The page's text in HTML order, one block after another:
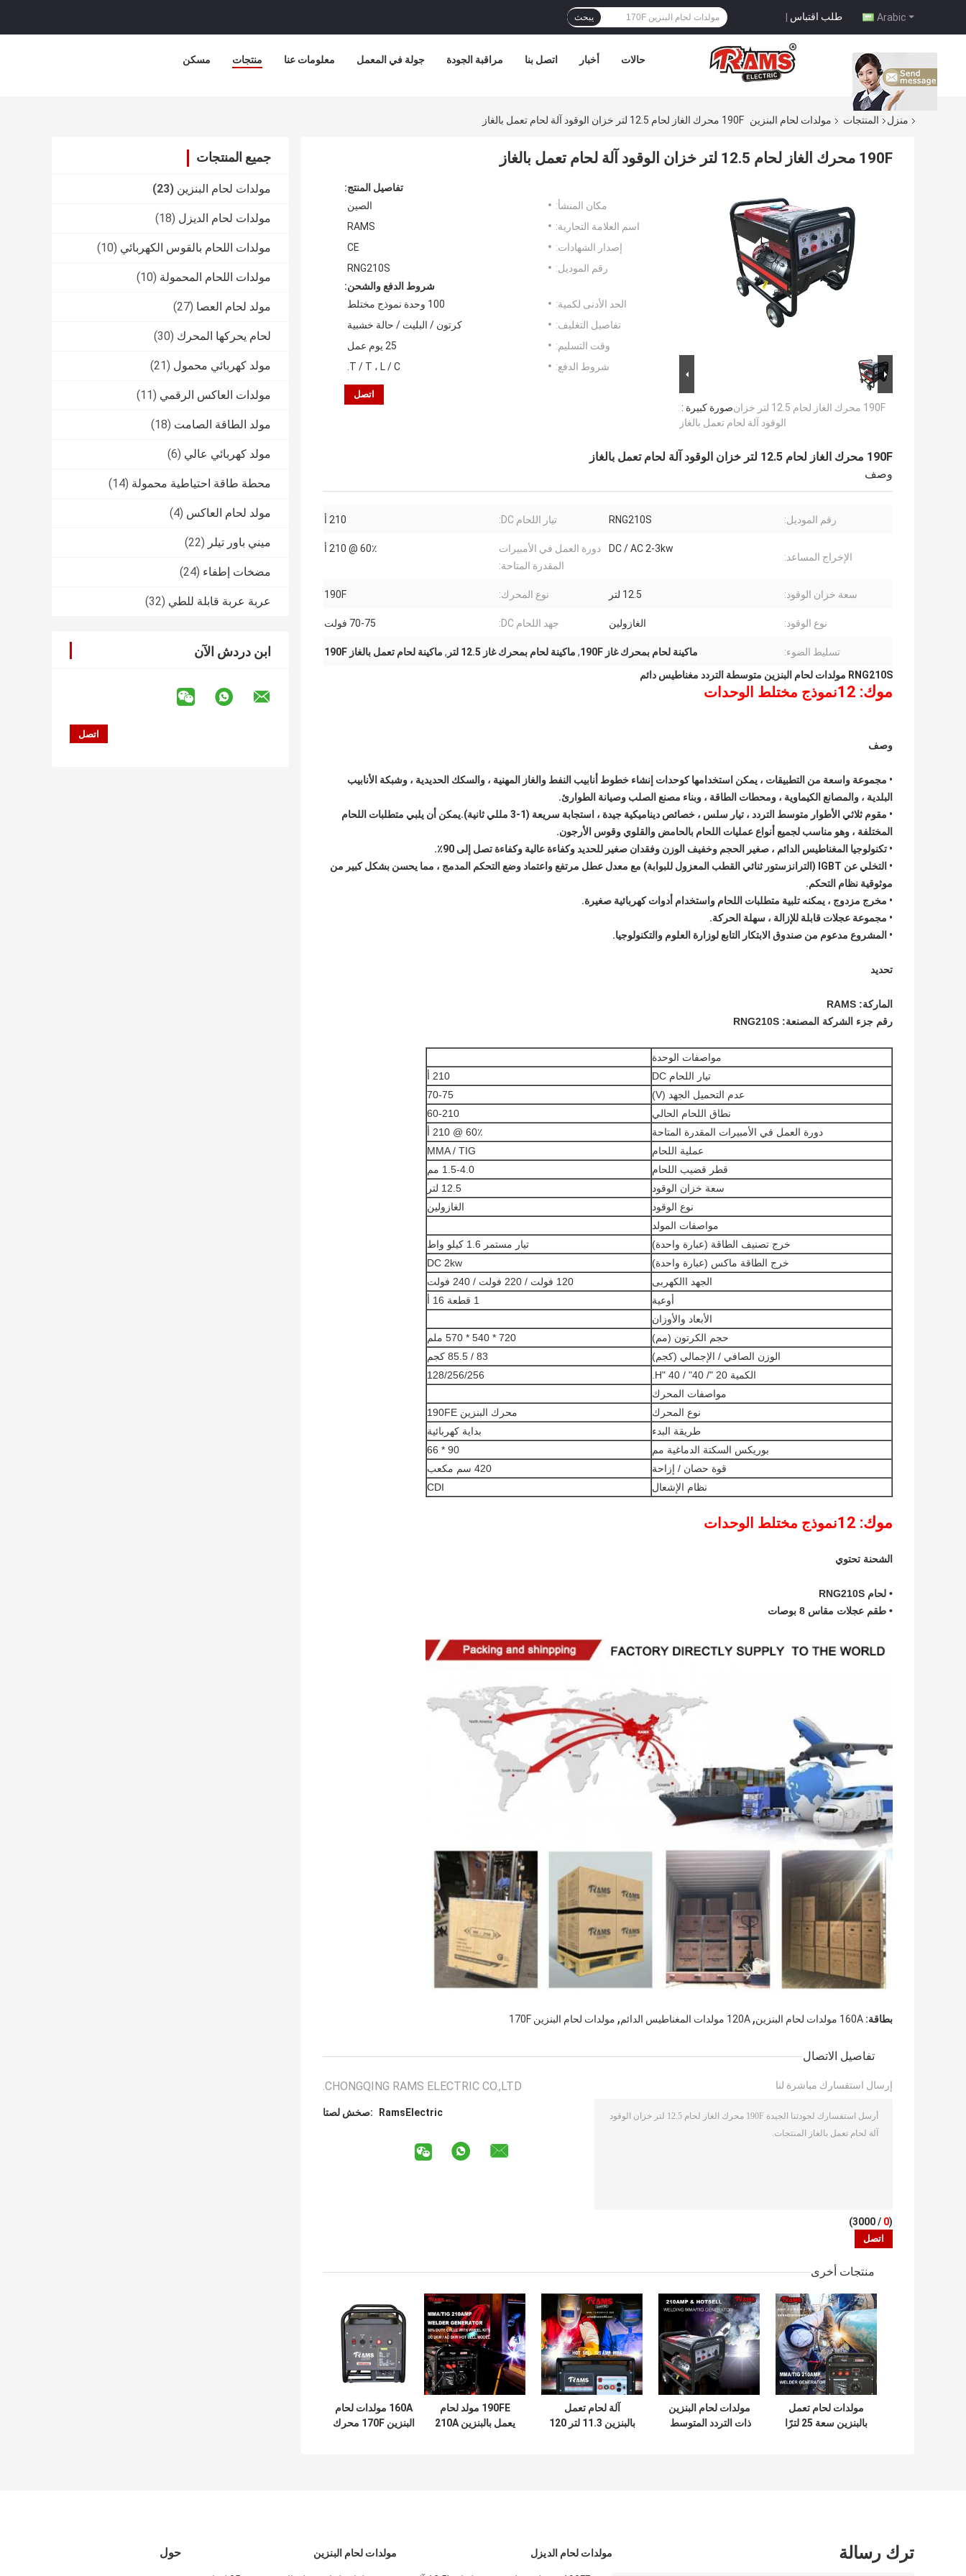
Arabic طلب اقتباس | يبحث
مسكن منتجات معلومات عنا جولة في المعمل مراقبة الجودة اتصل بنا أخبار حالات
منزل المنتجات مولدات لحام البنزين 190F محرك الغاز لحام 12.5 لتر خزان الوقود آلة لحام تعمل بالغاز
جميع المنتجات
مولدات لحام البنزين (23)
مولدات لحام الديزل (18)
مولدات اللحام بالقوس الكهربائي (10)
مولدات اللحام المحمولة (10)
مولد لحام العصا (27)
لحام يحركها المحرك (30)
مولد كهربائي محمول (21)
مولدات العاكس الرقمي (11)
مولد الطاقة الصامت (18)
مولد كهربائي عالي (6)
محطة طاقة احتياطية محمولة (14)
مولد لحام العاكس (4)
ميني باور تيلر (22)
مضخات إطفاء (24)
عربة عربة قابلة للطي (32)
ابن دردش الآن
190F محرك الغاز لحام 12.5 لتر خزان الوقود آلة لحام تعمل بالغاز
صورة كبيرة :190F محرك الغاز لحام 12.5 لتر خزان
الوقود آلة لحام تعمل بالغاز
تفاصيل المنتج:
مكان المنشأ:
الصين
اسم العلامة التجارية:
RAMS
إصدار الشهادات:
CE
رقم الموديل:
RNG210S
شروط الدفع والشحن:
الحد الأدنى لكمية:
100 وحدة نموذج مختلط
تفاصيل التغليف:
كرتون / البليت / حالة خشبية
وقت التسليم:
25 يوم عمل
شروط الدفع:
T / T ، L / C.
اتصل
190F محرك الغاز لحام 12.5 لتر خزان الوقود آلة لحام تعمل بالغاز
وصف
رقم الموديل: RNG210S تيار اللحام DC: 210 أ
الإخراج المساعد:
DC / AC 2-3kw
دورة العمل في الأمبيرات
المقدرة المتاحة:
60٪ @ 210 أ
سعة خزان الوقود: 12.5 لتر نوع المحرك: 190F
نوع الوقود: الغازولين جهد اللحام DC: 70-75 فولت
تسليط الضوء: ماكينة لحام بمحرك غاز 190F , ماكينة لحام بمحرك غاز 12.5 لتر , ماكينة لحام تعمل بالغاز 190F
RNG210S مولدات لحام البنزين متوسطة التردد مغناطيس دائم
موك: 12 نموذج مختلط الوحدات
وصف
• مجموعة واسعة من التطبيقات ، يمكن استخدامها كوحدات إنشاء خطوط أنابيب النفط والغاز المهنية ، والسكك الحديدية ، وشبكة الأنابيب
البلدية ، والمصانع الكيماوية ، ومحطات الطاقة ، وبناء مصنع الصلب وصيانة الطوارئ.
• مقوم ثلاثي الأطوار متوسط ​​التردد ، تيار سلس ، خصائص ديناميكية جيدة ، استجابة سريعة (1-3 مللي ثانية).يمكن أن يلبي متطلبات اللحام
المختلفة ، وهو مناسب لجميع أنواع عمليات اللحام بالحامض والقلوي وقوس الأرجون.
• تكنولوجيا المغناطيس الدائم ، صغير الحجم وخفيف الوزن وفقدان صغير للحديد وكفاءة عالية وكفاءة تصل إلى 90٪.
• التخلي عن IGBT (الترانزستور ثنائي القطب المعزول للبوابة) مع معدل عطل مرتفع واعتماد وضع التحكم المدمج ، مما يحسن بشكل كبير من
موثوقية نظام التحكم.
• مخرج مزدوج ، يمكنه تلبية متطلبات اللحام واستخدام أدوات كهربائية صغيرة.
• مجموعة عجلات قابلة للإزالة ، سهلة الحركة.
• المشروع مدعوم من صندوق الابتكار التابع لوزارة العلوم والتكنولوجيا.
تحديد
الماركة: RAMS
رقم جزء الشركة المصنعة: RNG210S
مواصفات الوحدة
تيار اللحام DC
210 أ
عدم التحميل الجهد (V)
70-75
نطاق اللحام الحالي
60-210
دورة العمل في الأمبيرات المقدرة المتاحة
60٪ @ 210 أ
عملية اللحام
MMA / TIG
قطر قضيب اللحام
1.5-4.0 مم
سعة خزان الوقود
12.5 لتر
نوع الوقود
الغازولين
مواصفات المولد
خرج تصنيف الطاقة (عبارة واحدة)
تيار مستمر 1.6 كيلو واط
خرج الطاقة ماكس (عبارة واحدة)
DC 2kw
الجهد االكهربى
120 فولت / 220 فولت / 240 فولت
أوعية
1 قطعة 16 أ
الأبعاد والأوزان
حجم الكرتون (مم)
720 * 540 * 570 ملم
الوزن الصافي / الإجمالي (كجم)
83 / 85.5 كجم
الكمية 20 "/ 40" / 40 "H.
128/256/256
مواصفات المحرك
نوع المحرك
محرك البنزين 190FE
طريقة البدء
بداية كهربائية
بوريكس السكتة الدماغية مم
90 * 66
قوة حصان / إزاحة
420 سم مكعب
نظام الإشعال
CDI
موك: 12 نموذج مختلط الوحدات
الشحنة تحتوي
• لحام RNG210S
• طقم عجلات مقاس 8 بوصات
بطاقة: 160A مولدات لحام البنزين , 120A مولدات المغناطيس الدائم , مولدات لحام البنزين 170F
تفاصيل الاتصال
CHONGQING RAMS ELECTRIC CO.,LTD.
اتصل شخص: RamsElectric
إرسال استفسارك مباشرة لنا
(
0
/ 3000)
منتجات أخرى
مولدات لحام تعمل
بالبنزين سعة 25 لترًا
مولدات لحام البنزين
آلة لحام تعمل
بالبنزين 11.3 لتر 120
190FE مولد لحام
يعمل بالبنزين 210A
160A مولدات لحام
البنزين 170F محرك
حول مولدات لحام البنزين مولدات لحام الديزل ترك رسالة